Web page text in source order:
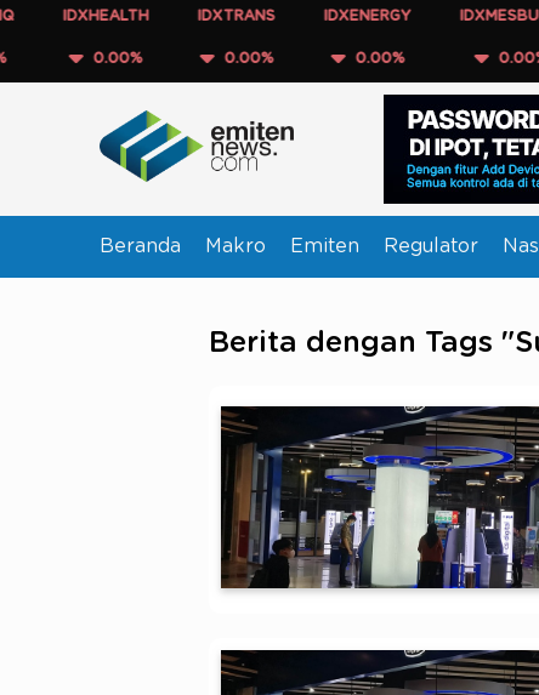
IDXHEALTH
0.00%
IDXTRANS
0.00%
IDXENERGY
0.00%
IDXMESBUMN
0.00%
Beranda Makro Emiten Regulator
Berita dengan Tags